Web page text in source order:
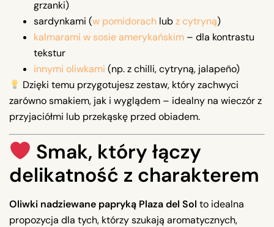
grzanki)
sardynkami (w pomidorach lubz cytryną)
kalmarami w sosie amerykańskim – dla kontrastu
tekstur
innymi oliwkami (np. z chilli, cytryną, jalapeño)
Dzięki temu przygotujesz zestaw, który zachwyci
zarówno smakiem, jak i wyglądem – idealny na wieczór z
przyjaciółmi lub przekąskę przed obiadem.
Smak, który łączy
delikatność z charakterem
Oliwki nadziewane papryką Plaza del Sol to idealna
propozycja dla tych, którzy szukają aromatycznych,